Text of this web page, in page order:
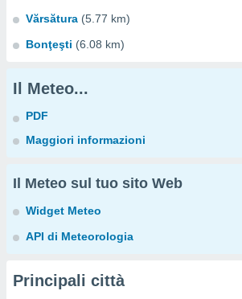
Vărsătura (5.77 km)
Bonţeşti (6.08 km)
Il Meteo...
PDF
Maggiori informazioni
Il Meteo sul tuo sito Web
Widget Meteo
API di Meteorologia
Principali città